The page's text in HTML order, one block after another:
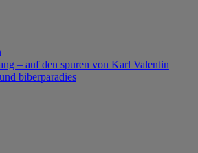
– auf den spuren von Karl Valentin
biberparadies